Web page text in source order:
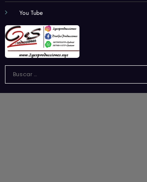
You Tube